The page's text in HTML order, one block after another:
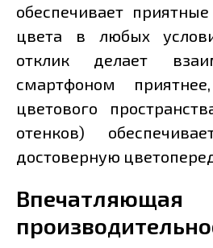
обеспечивает
цвета в любых
отклик делает
смартфоном
цветового
отенков)
достоверную
Впечатляющая